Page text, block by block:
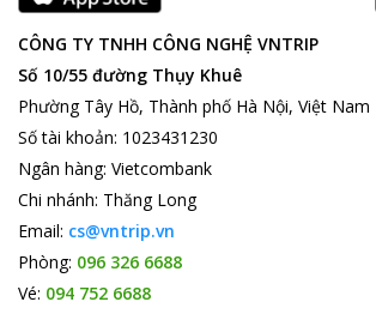
CÔNG TY TNHH CÔNG NGHỆ VNTRIP
Số 10/55 đường Thụy Khuê
Phường Tây Hồ, Thành phố Hà Nội, Việt Nam
Số tài khoản: 1023431230
Ngân hàng: Vietcombank
Chi nhánh: Thăng Long
Email: cs@vntrip.vn
Phòng: 096 326 6688
Vé: 094 752 6688